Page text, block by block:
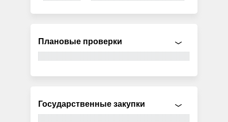
Плановые проверки
Государственные закупки